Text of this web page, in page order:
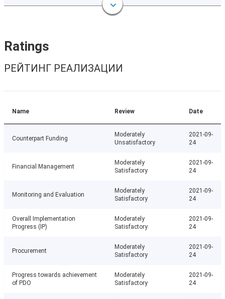
Ratings
РЕЙТИНГ РЕАЛИЗАЦИИ
Name Review Date
Counterpart Funding
Moderately
Unsatisfactory
2021-09-
24
Financial Management
Moderately
Satisfactory
2021-09-
24
Monitoring and Evaluation
Moderately
Satisfactory
2021-09-
24
Overall Implementation
Progress (IP)
Moderately
Satisfactory
2021-09-
24
Procurement
Moderately
Satisfactory
2021-09-
24
Progress towards achievement
of PDO
Moderately
Satisfactory
2021-09-
24